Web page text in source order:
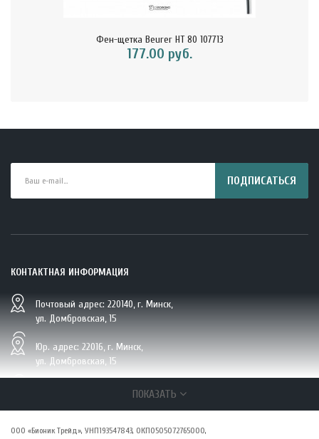
Фен-щетка Beurer HT 80 107713
177.00 руб.
BIO Кокосовая вода тетрапак 330 мл Vietcoco 112878..
5.23 руб.
ПОДПИСАТЬСЯ
КОНТАКТНАЯ ИНФОРМАЦИЯ
Почтовый адрес: 220140, г. Минск,
ул. Домбровская, 15
Юр. адрес: 22016, г. Минск,
ул. Домбровская, 15
+375 (29/33/25) 6 270 870, г. Минск,
zakaz@vsepolezno.by
ПОКАЗАТЬ
ООО «Бионик Трейд», УНП193547843, ОКПО505072765000,